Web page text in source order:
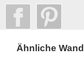
Ähnliche